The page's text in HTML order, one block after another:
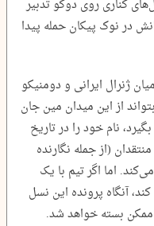
کناری روی دوکو تدبیر
در نوک پیکان حمله پیدا
ژنرال ایرانی و دومنیکو
از این میدان مین جان
نام خود را در تاریخ
(از جمله نگارنده
اما اگر تیم با یک
آنگاه پرونده این نسل
ممکن بسته خواهد شد.